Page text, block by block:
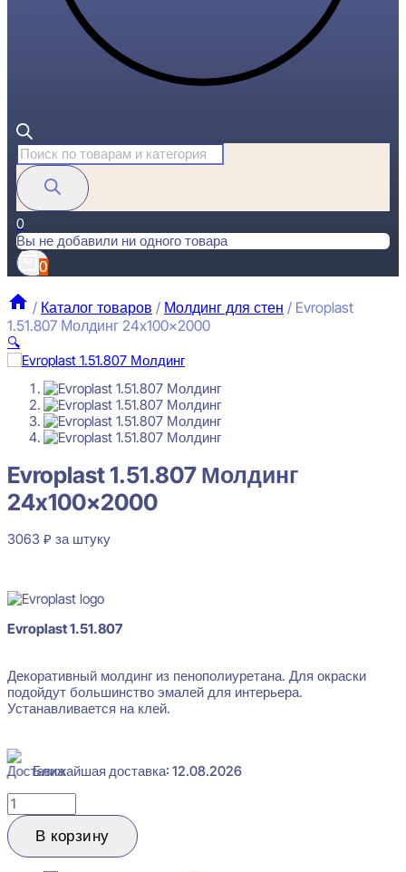
Поиск
товаров
0
Вы не добавили ни одного товара
0
/ Каталог товаров / Молдинг для стен / Evroplast
1.51.807 Молдинг 24x100x2000
🔍
Evroplast 1.51.807 Молдинг 24x100x2000
3063₽ за штуку
Evroplast 1.51.807 Молдинг
24x100x2000
3063 ₽ за штуку
Evroplast 1.51.807
Декоративный молдинг из пенополиуретана. Для окраски
подойдут большинство эмалей для интерьера.
Устанавливается на клей.
Ближайшая доставка: 12.08.2026
Количество
товара
Evroplast
1.51.807
В корзину